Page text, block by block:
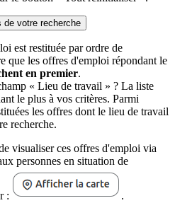
votre recherche
est restituée par ordre de
que les offres d'emploi répondant le
en premier.
« Lieu de travail » ? La liste
le plus à vos critères. Parmi
les offres dont le lieu de travail
recherche.
visualiser ces offres d'emploi via
personnes en situation de
:
.